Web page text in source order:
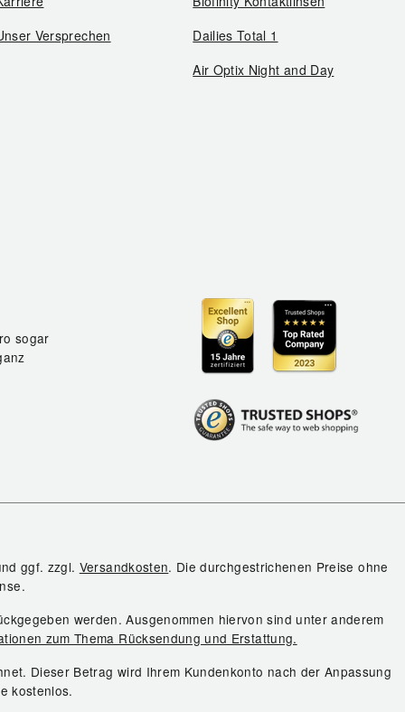
Versprechen
Dailies Total 1
Air Optix Night and Day
sogar
ggf. zzgl. Versandkosten. Die durchgestrichenen Preise ohne
werden. Ausgenommen hiervon sind unter anderem
zum Thema Rücksendung und Erstattung.
Dieser Betrag wird Ihrem Kundenkonto nach der Anpassung
kostenlos.